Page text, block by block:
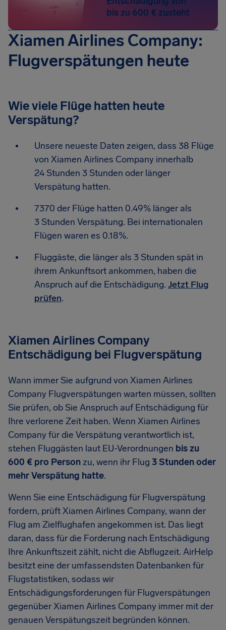
bis zu 600 € zusteht
Xiamen Airlines Company:
Flugverspätungen heute
Wie viele Flüge hatten heute
Verspätung?
Unsere neueste Daten zeigen, dass 38 Flüge
von Xiamen Airlines Company innerhalb
24 Stunden 3 Stunden oder länger
Verspätung hatten.
7370 der Flüge hatten 0.49% länger als
3 Stunden Verspätung. Bei internationalen
Flügen waren es 0.18%.
Fluggäste, die länger als 3 Stunden spät in
ihrem Ankunftsort ankommen, haben die
Anspruch auf die Entschädigung. Jetzt Flug
prüfen.
Xiamen Airlines Company
Entschädigung bei Flugverspätung
Wann immer Sie aufgrund von Xiamen Airlines
Company Flugverspätungen warten müssen, sollten
Sie prüfen, ob Sie Anspruch auf Entschädigung für
Ihre verlorene Zeit haben. Wenn Xiamen Airlines
Company für die Verspätung verantwortlich ist,
stehen Fluggästen laut EU-Verordnungen bis zu
600 € pro Personzu, wenn ihr Flug 3 Stunden oder
mehr Verspätung hatte.
Wenn Sie eine Entschädigung für Flugverspätung
fordern, prüft Xiamen Airlines Company, wann der
Flug am Zielflughafen angekommen ist. Das liegt
daran, dass für die Forderung nach Entschädigung
Ihre Ankunftszeit zählt, nicht die Abflugzeit. AirHelp
besitzt eine der umfassendsten Datenbanken für
Flugstatistiken, sodass wir
Entschädigungsforderungen für Flugverspätungen
gegenüber Xiamen Airlines Company immer mit der
genauen Verspätungszeit begründen können.